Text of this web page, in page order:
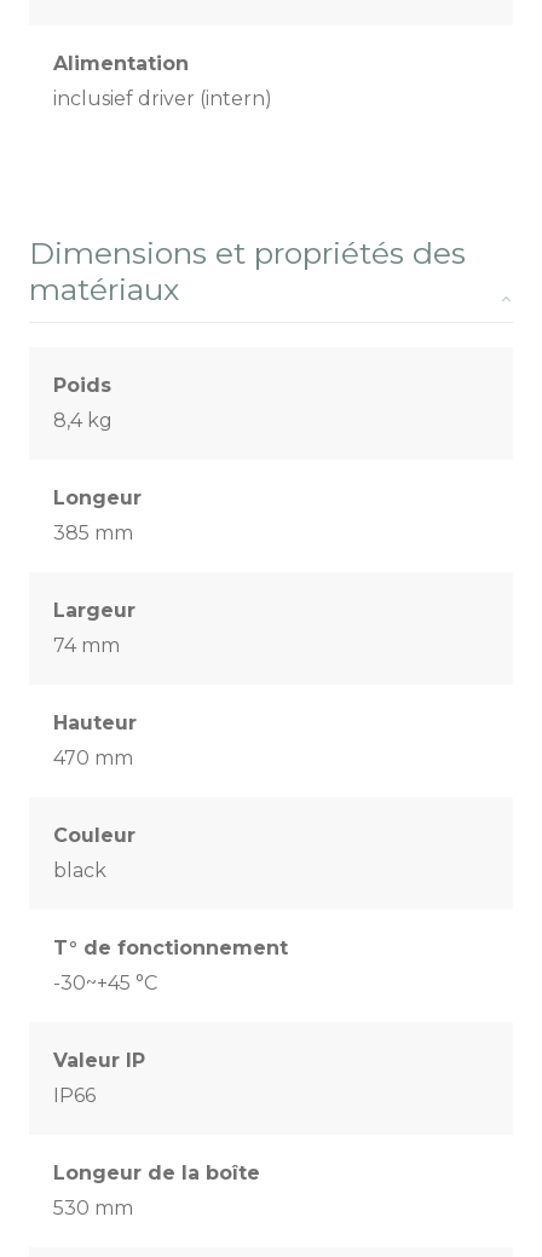
Alimentation
inclusief driver (intern)
Dimensions et propriétés des
matériaux
Poids
8,4 kg
Longeur
385 mm
Largeur
74 mm
Hauteur
470 mm
Couleur
black
T° de fonctionnement
-30~+45 °C
Valeur IP
IP66
Longeur de la boîte
530 mm